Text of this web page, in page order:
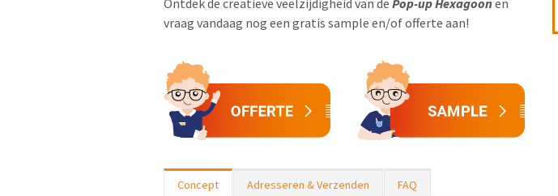
Ontdek de creatieve veelzijdigheid van de Pop-up Hexagoon en
vraag vandaag nog een gratis sample en/of offerte aan!
Concept Adresseren & Verzenden FAQ